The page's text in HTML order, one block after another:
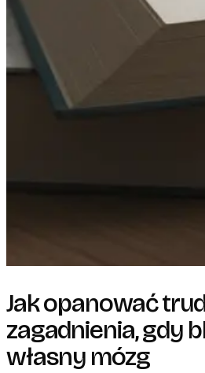
Jak opanować
zagadnienia, gdy
własny mózg